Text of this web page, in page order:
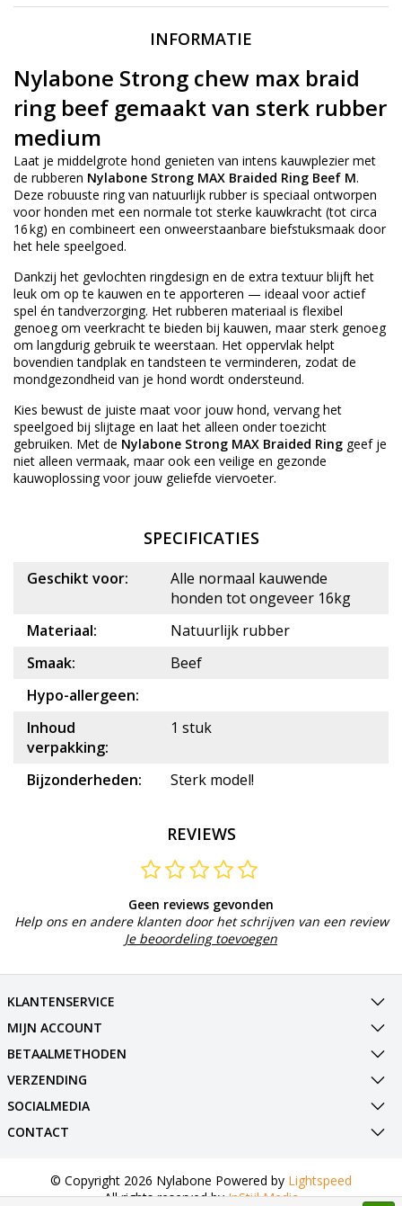
INFORMATIE
Nylabone Strong chew max braid
ring beef gemaakt van sterk rubber
medium
Laat je middelgrote hond genieten van intens kauwplezier met
de rubberen Nylabone Strong MAX Braided Ring Beef M.
Deze robuuste ring van natuurlijk rubber is speciaal ontworpen
voor honden met een normale tot sterke kauwkracht (tot circa
16 kg) en combineert een onweerstaanbare biefstuksmaak door
het hele speelgoed.
Dankzij het gevlochten ringdesign en de extra textuur blijft het
leuk om op te kauwen en te apporteren — ideaal voor actief
spel én tandverzorging. Het rubberen materiaal is flexibel
genoeg om veerkracht te bieden bij kauwen, maar sterk genoeg
om langdurig gebruik te weerstaan. Het oppervlak helpt
bovendien tandplak en tandsteen te verminderen, zodat de
mondgezondheid van je hond wordt ondersteund.
Kies bewust de juiste maat voor jouw hond, vervang het
speelgoed bij slijtage en laat het alleen onder toezicht
gebruiken. Met de Nylabone Strong MAX Braided Ring geef je
niet alleen vermaak, maar ook een veilige en gezonde
kauwoplossing voor jouw geliefde viervoeter.
SPECIFICATIES
Geschikt voor:
Alle normaal kauwende
honden tot ongeveer 16kg
Materiaal:
Natuurlijk rubber
Smaak:
Beef
Hypo-allergeen:
Inhoud
verpakking:
1 stuk
Bijzonderheden: Sterk model!
REVIEWS
Geen reviews gevonden
Help ons en andere klanten door het schrijven van een review
Je beoordeling toevoegen
KLANTENSERVICE
MIJN ACCOUNT
BETAALMETHODEN
VERZENDING
SOCIALMEDIA
CONTACT
© Copyright 2026 Nylabone Powered by Lightspeed
All rights reserved byInStijl Media